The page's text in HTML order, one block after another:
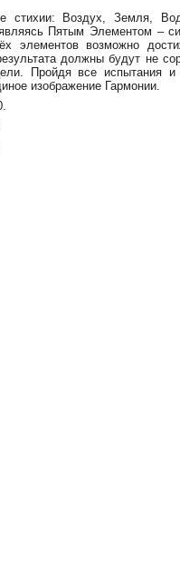
стихии: Воздух, Земля,
Пятым Элементом –
элементов возможно
должны будут не
Пройдя все испытания
изображение Гармонии.